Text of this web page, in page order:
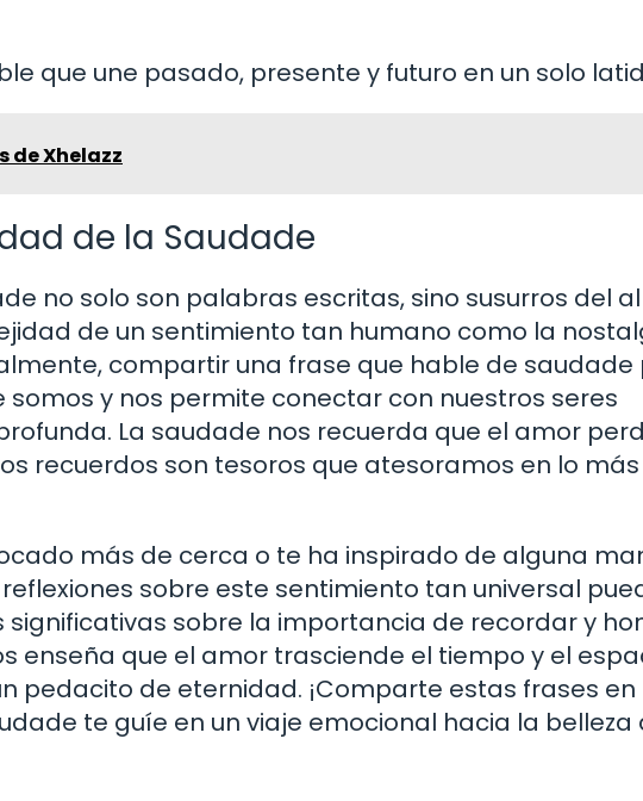
que une pasado, presente y futuro en un solo
de Xhelazz
de la Saudade
no solo son palabras escritas, sino susurros del
de un sentimiento tan humano como la
compartir una frase que hable de saudade
somos y nos permite conectar con nuestros seres
La saudade nos recuerda que el amor
recuerdos son tesoros que atesoramos en lo más
más de cerca o te ha inspirado de alguna
sobre este sentimiento tan universal
sobre la importancia de recordar y
enseña que el amor trasciende el tiempo y el
pedacito de eternidad. ¡Comparte estas frases en
te guíe en un viaje emocional hacia la belleza